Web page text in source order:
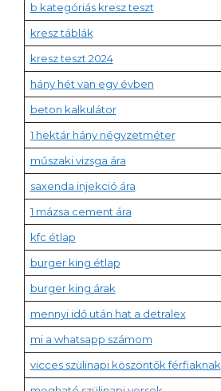
b kategóriás kresz teszt
kresz táblák
kresz teszt 2024
hány hét van egy évben
beton kalkulátor
1 hektár hány négyzetméter
műszaki vizsga ára
saxenda injekció ára
1 mázsa cement ára
kfc étlap
burger king étlap
burger king árak
mennyi idő után hat a detralex
mi a whatsapp számom
vicces szülinapi köszöntők férfiaknak